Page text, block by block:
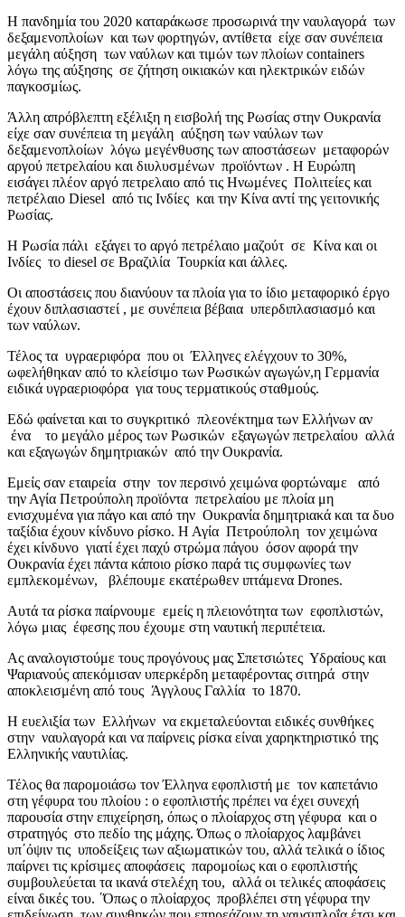
Η πανδημία του 2020 καταράκωσε προσωρινά την ναυλαγορά των
δεξαμενοπλοίων και των φορτηγών, αντίθετα είχε σαν συνέπεια
μεγάλη αύξηση των ναύλων και τιμών των πλοίων containers
λόγω της αύξησης σε ζήτηση οικιακών και ηλεκτρικών ειδών
παγκοσμίως.
Άλλη απρόβλεπτη εξέλιξη η εισβολή της Ρωσίας στην Ουκρανία
είχε σαν συνέπεια τη μεγάλη αύξηση των ναύλων των
δεξαμενοπλοίων λόγω μεγένθυσης των αποστάσεων μεταφορών
αργού πετρελαίου και διυλυσμένων προϊόντων . Η Ευρώπη
εισάγει πλέον αργό πετρελαιο από τις Ηνωμένες Πολιτείες και
πετρέλαιο Diesel από τις Ινδίες και την Κίνα αντί της γειτονικής
Ρωσίας.
Η Ρωσία πάλι εξάγει το αργό πετρέλαιο μαζούτ σε Κίνα και οι
Ινδίες το diesel σε Βραζιλία Τουρκία και άλλες.
Οι αποστάσεις που διανύουν τα πλοία για το ίδιο μεταφορικό έργο
έχουν διπλασιαστεί , με συνέπεια βέβαια υπερδιπλασιασμό και
των ναύλων.
Τέλος τα υγραεριφόρα που οι Έλληνες ελέγχουν το 30%,
ωφελήθηκαν από το κλείσιμο των Ρωσικών αγωγών,η Γερμανία
ειδικά υγραεριοφόρα για τους τερματικούς σταθμούς.
Εδώ φαίνεται και το συγκριτικό πλεονέκτημα των Ελλήνων αν
ένα το μεγάλο μέρος των Ρωσικών εξαγωγών πετρελαίου αλλά
και εξαγωγών δημητριακών από την Ουκρανία.
Εμείς σαν εταιρεία στην τον περσινό χειμώνα φορτώναμε από
την Αγία Πετρούπολη προϊόντα πετρελαίου με πλοία μη
ενισχυμένα για πάγο και από την Ουκρανία δημητριακά και τα δυο
ταξίδια έχουν κίνδυνο ρίσκο. Η Αγία Πετρούπολη τον χειμώνα
έχει κίνδυνο γιατί έχει παχύ στρώμα πάγου όσον αφορά την
Ουκρανία έχει πάντα κάποιο ρίσκο παρά τις συμφωνίες των
εμπλεκομένων, βλέπουμε εκατέρωθεν ιπτάμενα Drones.
Αυτά τα ρίσκα παίρνουμε εμείς η πλειονότητα των εφοπλιστών,
λόγω μιας έφεσης που έχουμε στη ναυτική περιπέτεια.
Ας αναλογιστούμε τους προγόνους μας Σπετσιώτες Υδραίους και
Ψαριανούς απεκόμισαν υπερκέρδη μεταφέροντας σιτηρά στην
αποκλεισμένη από τους Άγγλους Γαλλία το 1870.
Η ευελιξία των Ελλήνων να εκμεταλεύονται ειδικές συνθήκες
στην ναυλαγορά και να παίρνεις ρίσκα είναι χαρηκτηριστικό της
Ελληνικής ναυτιλίας.
Τέλος θα παρομοιάσω τον Έλληνα εφοπλιστή με τον καπετάνιο
στη γέφυρα του πλοίου : ο εφοπλιστής πρέπει να έχει συνεχή
παρουσία στην επιχείρηση, όπως ο πλοίαρχος στη γέφυρα και ο
στρατηγός στο πεδίο της μάχης. Όπως ο πλοίαρχος λαμβάνει
υπ΄όψιν τις υποδείξεις των αξιωματικών του, αλλά τελικά ο ίδιος
παίρνει τις κρίσιμες αποφάσεις παρομοίως και ο εφοπλιστής
συμβουλεύεται τα ικανά στελέχη του, αλλά οι τελικές αποφάσεις
είναι δικές του. ΄Όπως ο πλοίαρχος προβλέπει στη γέφυρα την